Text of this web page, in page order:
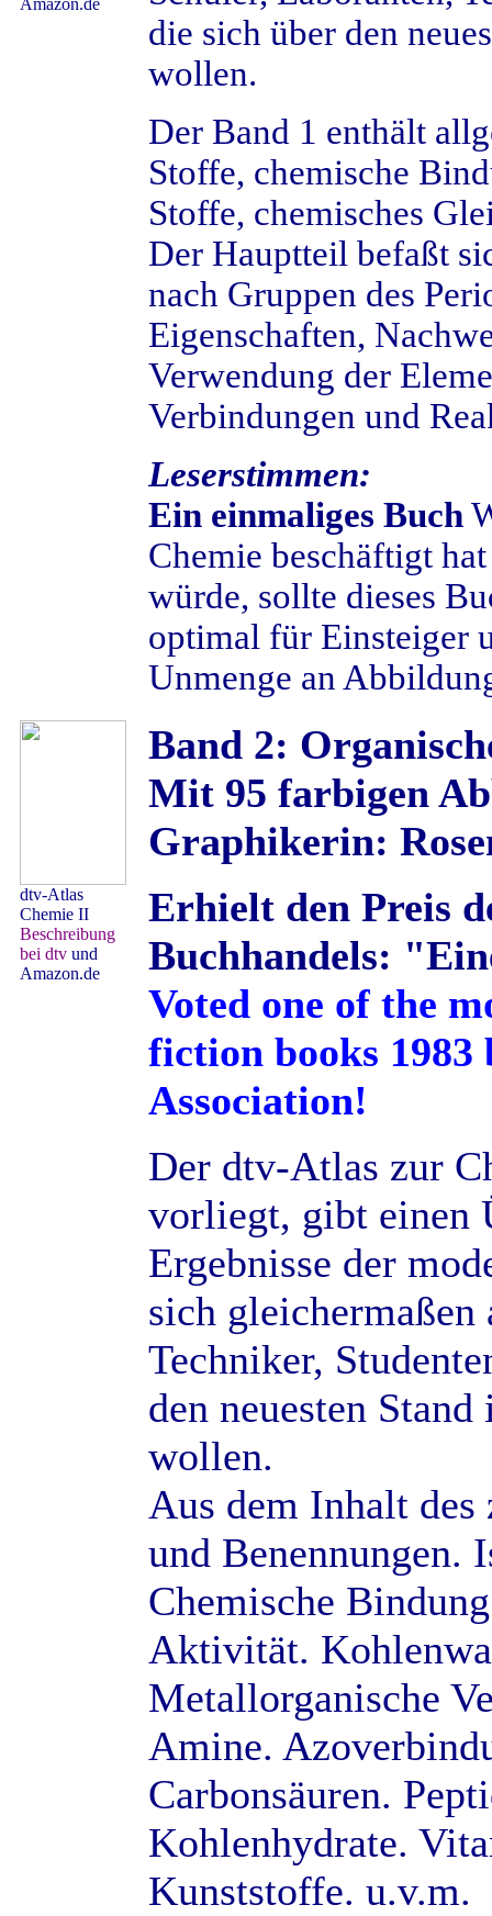
Amazon.de
die sich über den
wollen.
Der Band 1 enthält
Stoffe, chemische
Stoffe, chemisches
Der Hauptteil befaßt
nach Gruppen des
Eigenschaften,
Verwendung der
Verbindungen und
Leserstimmen:
Ein einmaliges Buch
Chemie beschäftigt
würde, sollte dieses
optimal für Einsteiger
Unmenge an
dtv-Atlas
Chemie II
Beschreibung
bei dtv und
Amazon.de
Band 2:
Mit 95 farbigen
Graphikerin:
Erhielt den Preis
Buchhandels:
Voted one of the
fiction books 1983
Association!
Der dtv-Atlas zur
vorliegt, gibt einen
Ergebnisse der
sich gleichermaßen
Techniker,
den neuesten
wollen.
Aus dem Inhalt
und Benennungen.
Chemische
Aktivität.
Metallorganische
Amine.
Carbonsäuren.
Kohlenhydrate.
Kunststoffe. u.v.m.